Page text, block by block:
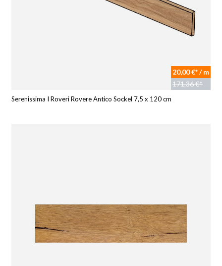
20,00 €* / m
171,36 €*
Serenissima I Roveri Rovere Antico Sockel 7,5 x 120 cm